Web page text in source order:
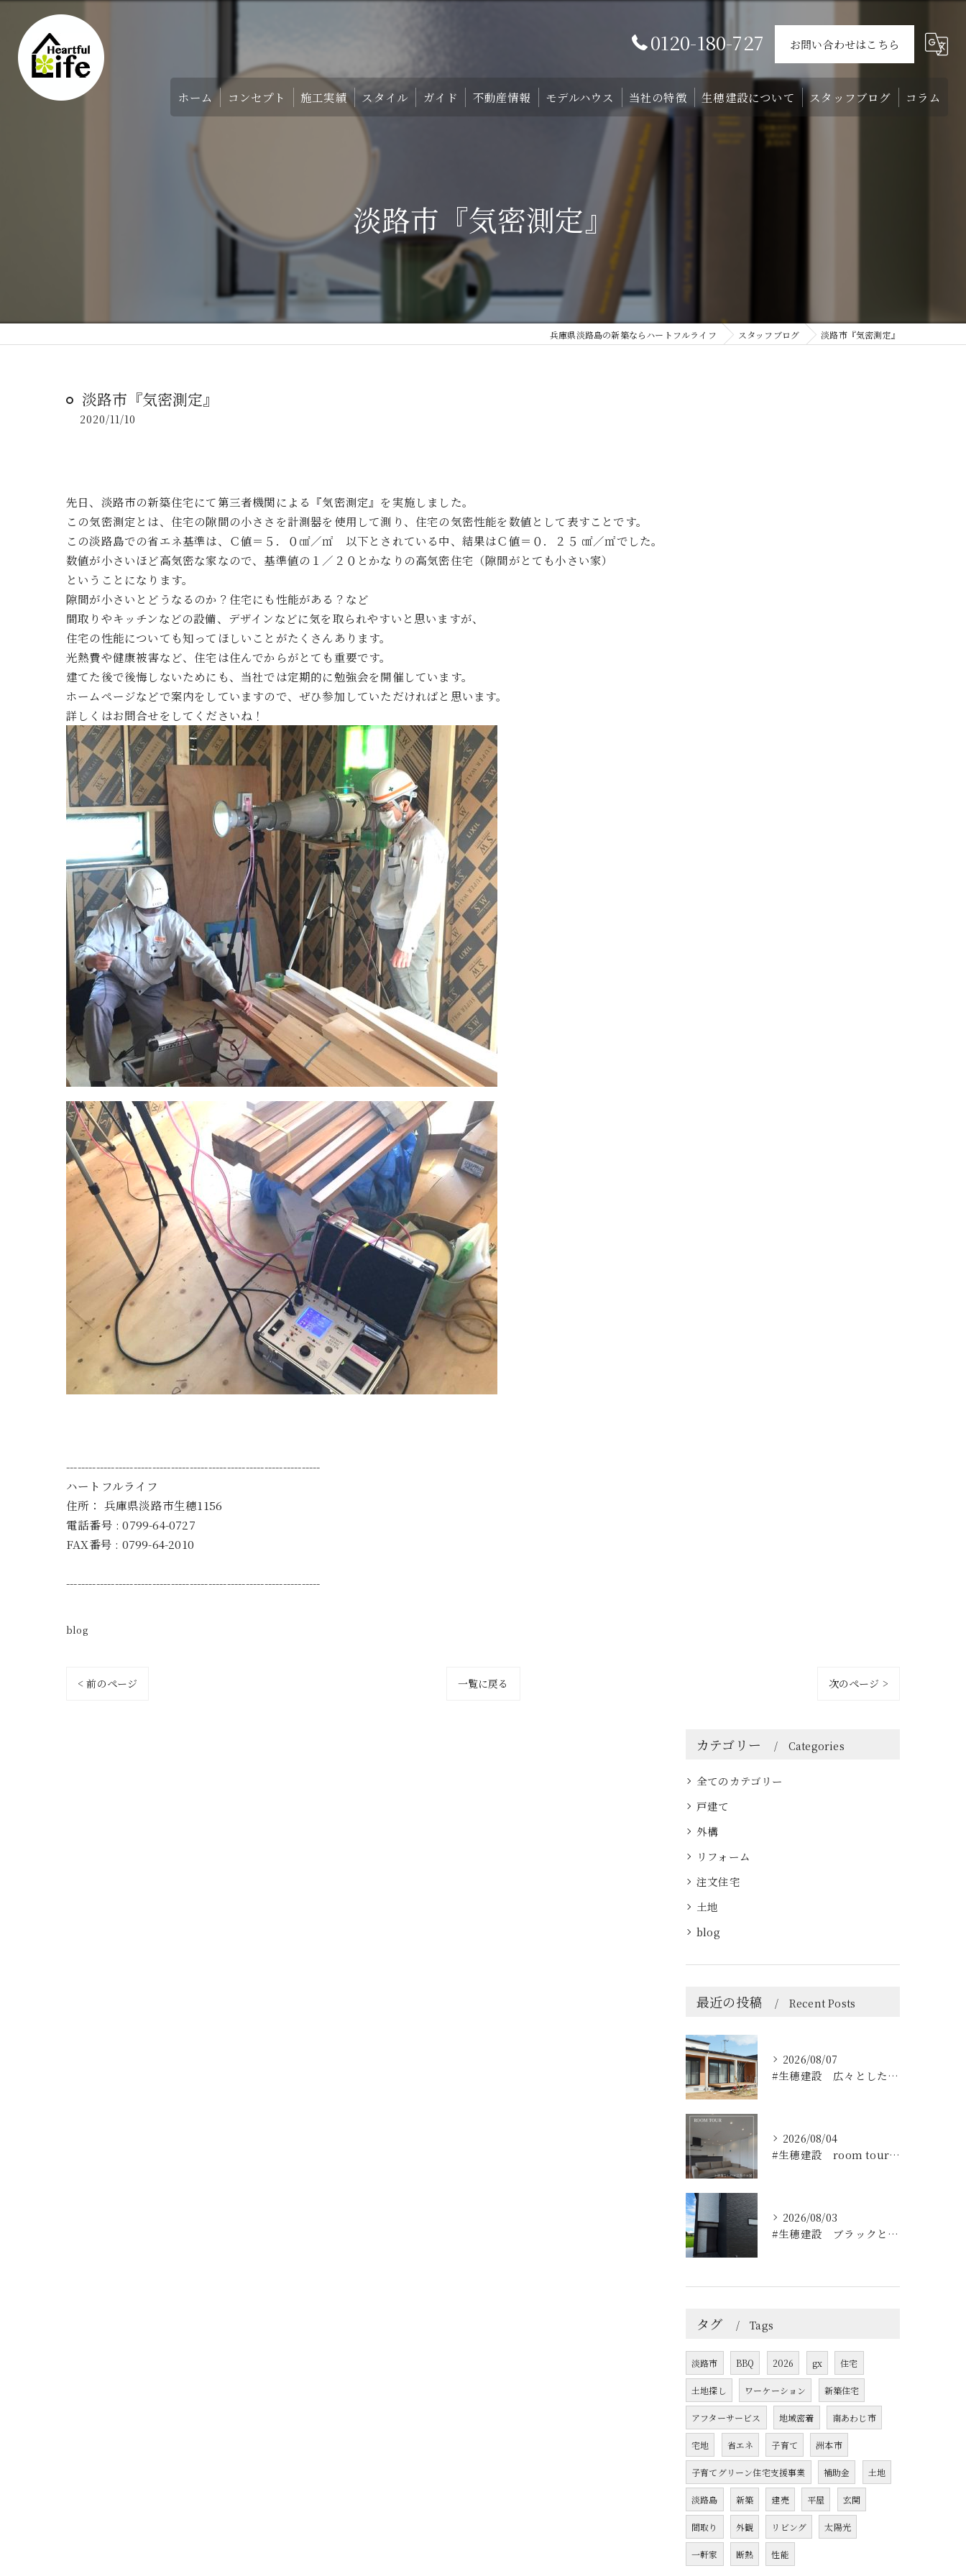
0120-180-727 お問い合わせはこちら
ホーム コンセプト 施工実績 スタイル
TRETTIO₋STYLE
HOMA-STYLE
ガイド
住まいの標準装備
家づくりのすすめ方
サポート
不動産情報 モデルハウス
ご予約
当社の特徴
外構
リフォーム
生穂建設について スタッフブログ コラム
淡路市『気密測定』
兵庫県淡路島の新築ならハートフルライフ スタッフブログ 淡路市『気密測定』
淡路市『気密測定』
2020/11/10
先日、淡路市の新築住宅にて第三者機関による『気密測定』を実施しました。
この気密測定とは、住宅の隙間の小ささを計測器を使用して測り、住宅の気密性能を数値として表すことです。
この淡路島での省エネ基準は、Ｃ値＝５．０㎠／㎡ 以下とされている中、結果はＣ値＝０．２５ ㎠／㎡でした。
数値が小さいほど高気密な家なので、基準値の１／２０とかなりの高気密住宅（隙間がとても小さい家）
ということになります。
隙間が小さいとどうなるのか？住宅にも性能がある？など
間取りやキッチンなどの設備、デザインなどに気を取られやすいと思いますが、
住宅の性能についても知ってほしいことがたくさんあります。
光熱費や健康被害など、住宅は住んでからがとても重要です。
建てた後で後悔しないためにも、当社では定期的に勉強会を開催しています。
ホームページなどで案内をしていますので、ぜひ参加していただければと思います。
詳しくはお問合せをしてくださいね！
--------------------------------------------------------------------
ハートフルライフ
住所： 兵庫県淡路市生穂1156
電話番号 :0799-64-0727
FAX番号 : 0799-64-2010
--------------------------------------------------------------------
blog
< 前のページ 一覧に戻る 次のページ >
カテゴリー Categories
全てのカテゴリー
戸建て
外構
リフォーム
注文住宅
土地
blog
最近の投稿 Recent Posts
2026/08/07
#生穂建設 広々としたウッドデッキは、室内と庭を繋ぐ心地よい...
2026/08/04
#生穂建設 room tour🏠
2026/08/03
#生穂建設 ブラックとグレーのコントラストがスタイリッシュな...
タグ Tags
淡路市 BBQ 2026 gx 住宅
土地探し ワーケーション 新築住宅
アフターサービス 地域密着 南あわじ市
宅地 省エネ 子育て 洲本市
子育てグリーン住宅支援事業 補助金 土地
淡路島 新築 建売 平屋 玄関
間取り 外観 リビング 太陽光
一軒家 断熱 性能